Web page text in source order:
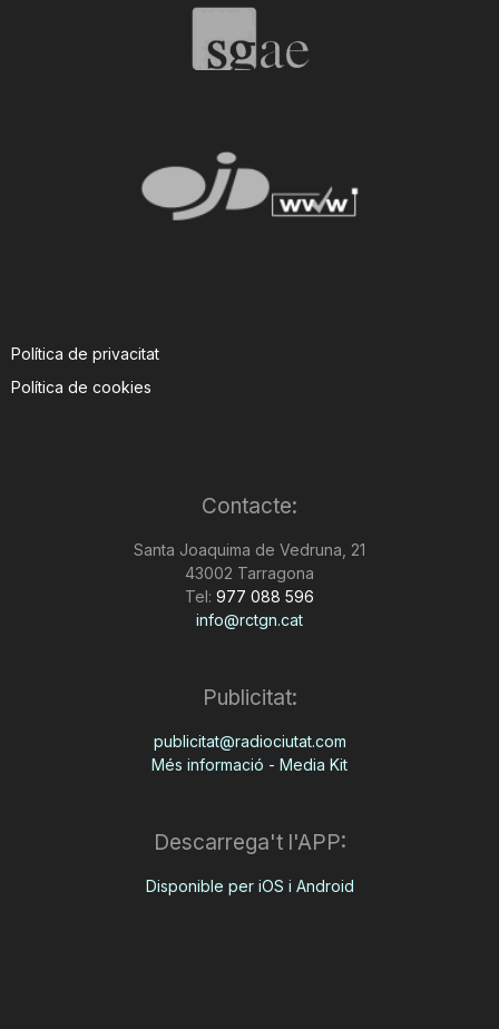
Política de privacitat
Política de cookies
Contacte:
Santa Joaquima de Vedruna, 21
43002 Tarragona
Tel: 977 088 596
info@rctgn.cat
Publicitat:
publicitat@radiociutat.com
Més informació - Media Kit
Descarrega't l'APP:
Disponible per iOS i Android